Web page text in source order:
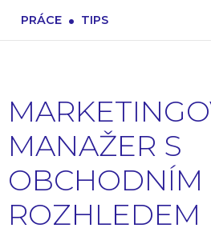
PRÁCE . TIPS
MANAŽER S
OBCHODNÍM
ROZHLEDEM